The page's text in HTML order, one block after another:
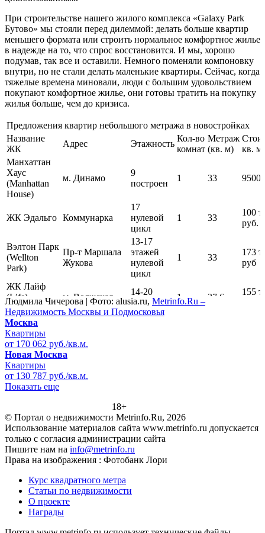
При строительстве нашего жилого комплекса «Galaxy Park
Бутово» мы стояли перед дилеммой: делать больше квартир
меньшего формата или строить нормальное комфортное жилье
в надежде на то, что спрос восстановится. И мы, хорошо
подумав, так все и оставили. Немного поменяли компоновку
внутри, но не стали делать маленькие квартиры. Сейчас, когда
тяжелые времена миновали, люди с большим удовольствием
покупают комфортное жилье, они готовы тратить на покупку
жилья больше, чем до кризиса.
Предложения квартир небольшого метража в новостройках
Название
ЖК
Адрес Этажность
Кол-во
комнат
Метраж
(кв. м)
кв.
Манхаттан
Хаус
(Manhattan
House)
м. Динамо
9
построен
1 33 9500$
ЖК Эдальго Коммунарка
17
нулевой
цикл
1 33
100
руб.
Вэлтон Парк
(Wellton
Park)
Пр-т Маршала
Жукова
13-17
этажей
нулевой
цикл
1 33
173
руб
ЖК Лайф
(Life)-
Волжская
м. Волжская
14-20
этажей
1 37,6
155
ЖК Лайф
(Life)-
Сходненская
ЖК
микрогород
Митино
ЖК Лайф
(Life)-
Митинская
Митинская ул.,
к. 1А-2А
17-23-25
Большое
Кусково
Ул. Перовская,
вл. 66
13-15
кв.м.
Людмила Чичерова | Фото: alusia.ru, Metrinfo.Ru –
Недвижимость Москвы и Подмосковья
Москва
Квартиры
от 170 062 руб./кв.м.
Новая Москва
Квартиры
от 130 787 руб./кв.м.
Показать еще
18+
© Портал о недвижимости Metrinfo.Ru, 2026
Использование материалов сайта www.metrinfo.ru допускается
только с согласия администрации сайта
Пишите нам на info@metrinfo.ru
Права на изображения : Фотобанк Лори
Курс квадратного метра
Статьи по недвижимости
О проекте
Награды